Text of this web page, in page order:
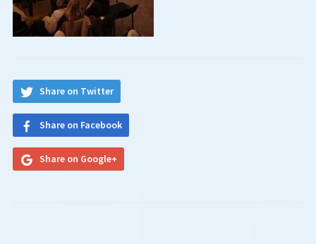
Share on Twitter
Share on Facebook
Share on Google+